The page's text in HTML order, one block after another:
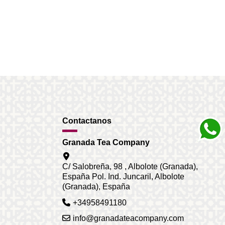
Contactanos
Granada Tea Company
C/ Salobreña, 98 , Albolote (Granada),
España Pol. Ind. Juncaril, Albolote
(Granada), España
+34958491180
info@granadateacompany.com